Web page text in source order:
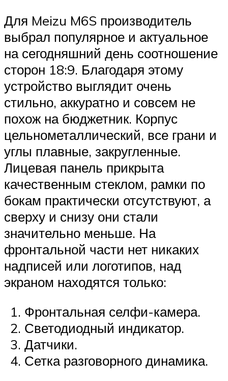
Для Meizu M6S производитель
выбрал популярное и актуальное
на сегодняшний день соотношение
сторон 18:9. Благодаря этому
устройство выглядит очень
стильно, аккуратно и совсем не
похож на бюджетник. Корпус
цельнометаллический, все грани и
углы плавные, закругленные.
Лицевая панель прикрыта
качественным стеклом, рамки по
бокам практически отсутствуют, а
сверху и снизу они стали
значительно меньше. На
фронтальной части нет никаких
надписей или логотипов, над
экраном находятся только:
Фронтальная селфи-камера.
Светодиодный индикатор.
Датчики.
Сетка разговорного динамика.